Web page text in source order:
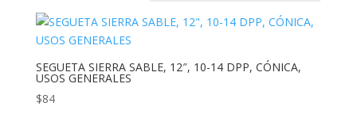
SEGUETA SIERRA SABLE, 12″, 10-14 DPP, CÓNICA,
USOS GENERALES
$84